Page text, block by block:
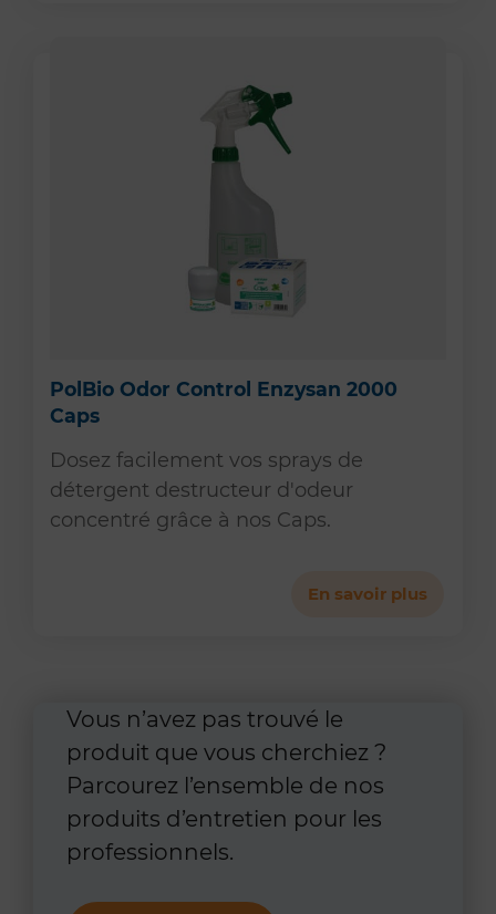
PolBio Odor Control Enzysan 2000
Caps
Dosez facilement vos sprays de
détergent destructeur d'odeur
concentré grâce à nos Caps.
En savoir plus
Vous n’avez pas trouvé le
produit que vous cherchiez ?
Parcourez l’ensemble de nos
produits d’entretien pour les
professionnels.